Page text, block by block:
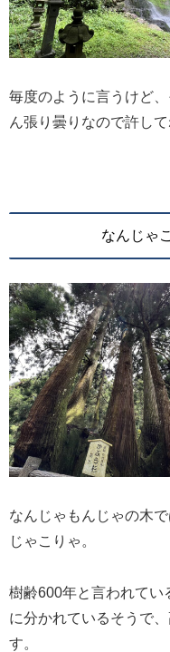
毎度のように言うけど
ん張り曇りなので許して
なんじゃ
なんじゃもんじゃの木
じゃこりゃ。
樹齢600年と言われてい
に分かれているそうで
す。